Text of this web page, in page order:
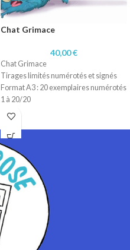
Chat Grimace
40,00€
Chat Grimace
Tirages limités numérotés et signés
Format A3 : 20 exemplaires numérotés
1 à 20/20
Technique dessin numérique
Impression sur papier 200 gr